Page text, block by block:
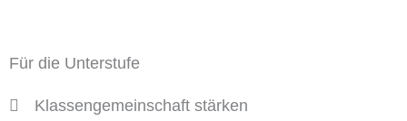
Für die Unterstufe
Klassengemeinschaft stärken